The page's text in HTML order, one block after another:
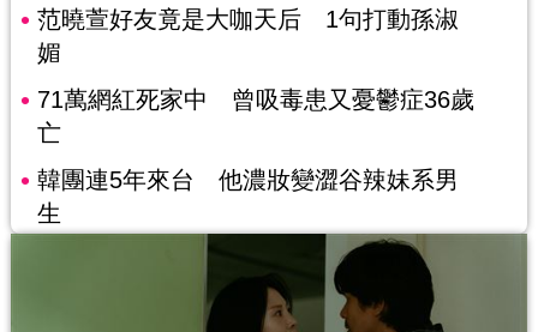
范曉萱好友竟是大咖天后 1句打動孫淑
媚
71萬網紅死家中 曾吸毒患又憂鬱症36歲
亡
韓團連5年來台 他濃妝變澀谷辣妹系男
生